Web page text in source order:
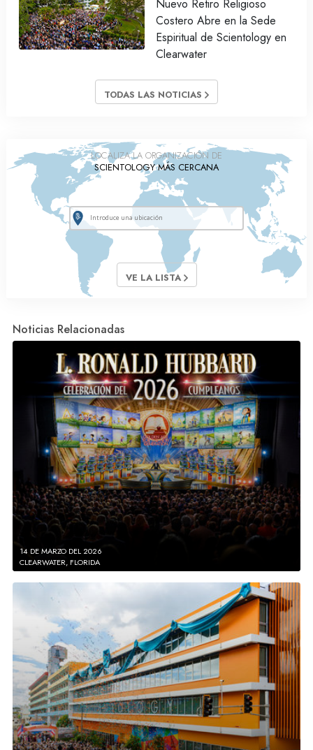
Nuevo Retiro Religioso
Costero Abre en la Sede
Espiritual de Scientology en
Clearwater
TODAS LAS NOTICIAS
LOCALIZA LA ORGANIZACIÓN DE
SCIENTOLOGY MÁS CERCANA
VE LA LISTA
Noticias Relacionadas
14 DE MARZO DEL 2026
CLEARWATER, FLORIDA